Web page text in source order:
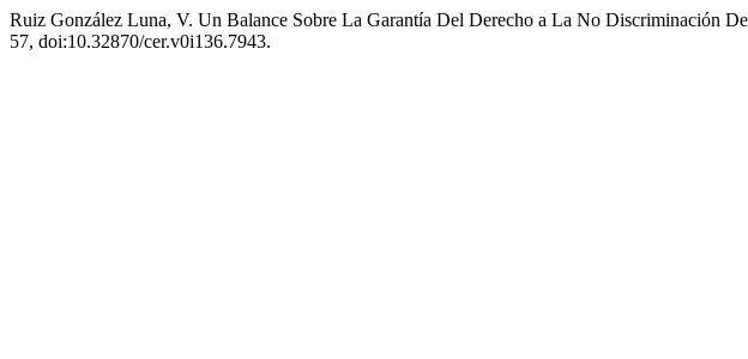
Ruiz González Luna, V. Un Balance Sobre La Garantía Del Derecho a La No Discriminación
57, doi:10.32870/cer.v0i136.7943.